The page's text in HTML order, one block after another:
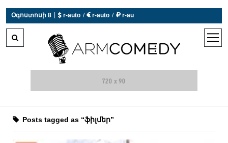
Օգոստոսի 8  r-auto /  r-auto /  r-au
open
Posts tagged as “ֆիլմեր”